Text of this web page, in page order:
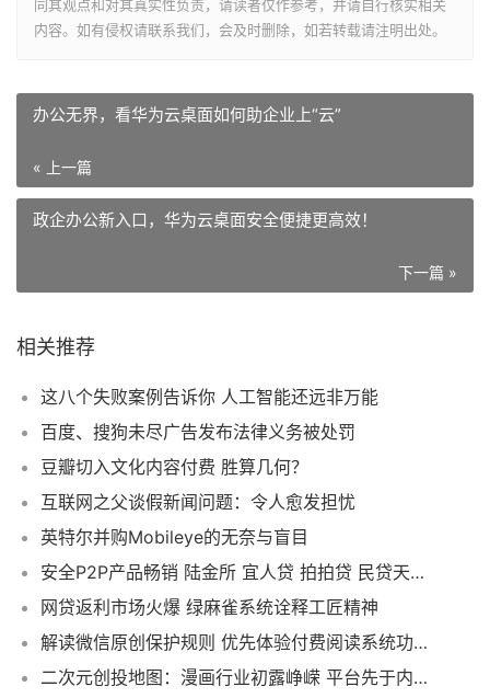
同其观点和对其真实性负责，请读者仅作参考，并请自行核实相关
内容。如有侵权请联系我们，会及时删除，如若转载请注明出处。
办公无界，看华为云桌面如何助企业上“云”
« 上一篇
政企办公新入口，华为云桌面安全便捷更高效！
下一篇 »
相关推荐
这八个失败案例告诉你 人工智能还远非万能
百度、搜狗未尽广告发布法律义务被处罚
豆瓣切入文化内容付费 胜算几何？
互联网之父谈假新闻问题：令人愈发担忧
英特尔并购Mobileye的无奈与盲目
安全P2P产品畅销 陆金所 宜人贷 拍拍贷 民贷天下 PPmoney 红岭创投 分期乐领先
网贷返利市场火爆 绿麻雀系统诠释工匠精神
解读微信原创保护规则 优先体验付费阅读系统功能
二次元创投地图：漫画行业初露峥嵘 平台先于内容